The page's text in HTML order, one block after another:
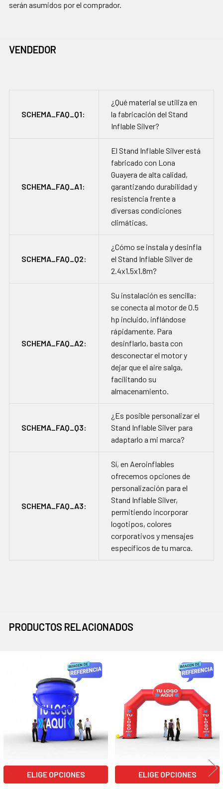
serán asumidos por el comprador.
VENDEDOR
SCHEMA_FAQ_Q1:
¿Qué material se utiliza en
la fabricación del Stand
Inflable Silver?
SCHEMA_FAQ_A1:
El Stand Inflable Silver está
fabricado con Lona
Guayera de alta calidad,
garantizando durabilidad y
resistencia frente a
diversas condiciones
climáticas.
SCHEMA_FAQ_Q2:
¿Cómo se instala y desinfla
el Stand Inflable Silver de
2.4x1.5x1.8m?
SCHEMA_FAQ_A2:
Su instalación es sencilla:
se conecta al motor de 0.5
hp incluido, inflándose
rápidamente. Para
desinflarlo, basta con
desconectar el motor y
dejar que el aire salga,
facilitando su
almacenamiento.
SCHEMA_FAQ_Q3:
¿Es posible personalizar el
Stand Inflable Silver para
adaptarlo a mi marca?
SCHEMA_FAQ_A3:
Sí, en Aeroinflables
ofrecemos opciones de
personalización para el
Stand Inflable Silver,
permitiendo incorporar
logotipos, colores
corporativos y mensajes
específicos de tu marca.
PRODUCTOS RELACIONADOS
Productos
relacionados
ELIGE OPCIONES ELIGE OPCIONES